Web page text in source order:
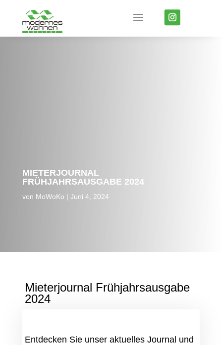
MIETERJOURNAL
FRÜHJAHRSAUSGABE 2024
von MoWoKo Juni 4, 2024
Mieterjournal Frühjahrsausgabe
2024
Entdecken Sie unser aktuelles Journal und